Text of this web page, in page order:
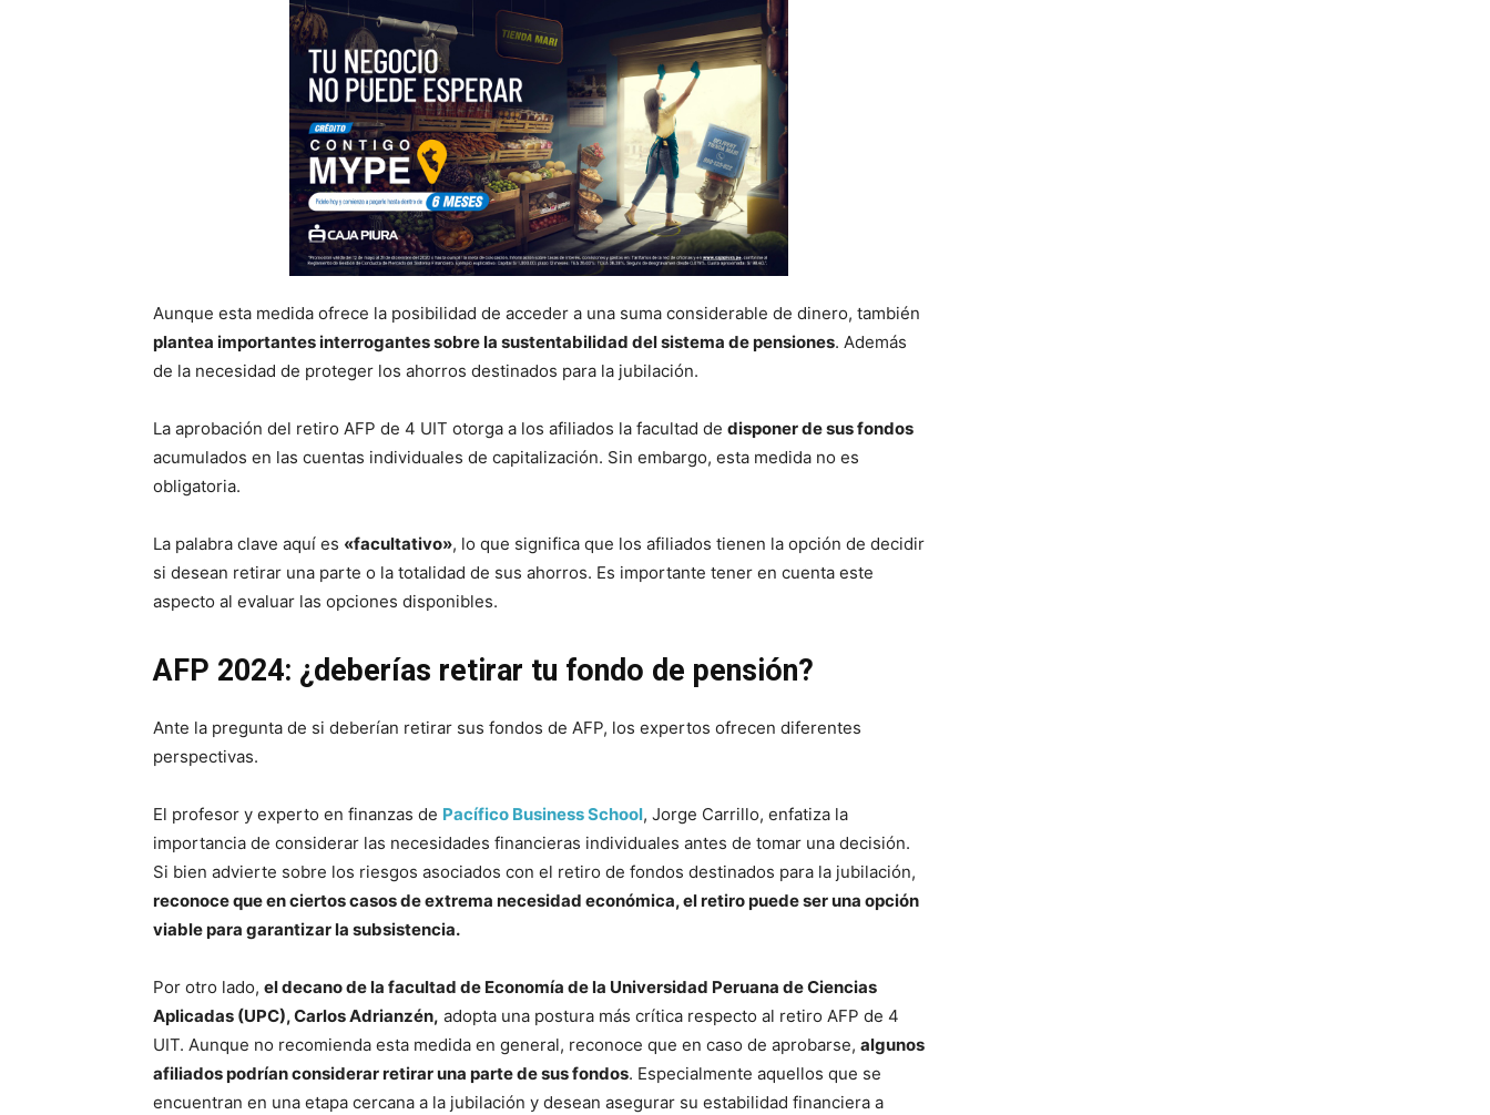
Aunque esta medida ofrece la posibilidad de acceder a una suma considerable de dinero, también
plantea importantes interrogantes sobre la sustentabilidad del sistema de pensiones. Además
de la necesidad de proteger los ahorros destinados para la jubilación.
La aprobación del retiro AFP de 4 UIT otorga a los afiliados la facultad de disponer de sus fondos
acumulados en las cuentas individuales de capitalización. Sin embargo, esta medida no es
obligatoria.
La palabra clave aquí es «facultativo», lo que significa que los afiliados tienen la opción de decidir
si desean retirar una parte o la totalidad de sus ahorros. Es importante tener en cuenta este
aspecto al evaluar las opciones disponibles.
AFP 2024: ¿deberías retirar tu fondo de pensión?
Ante la pregunta de si deberían retirar sus fondos de AFP, los expertos ofrecen diferentes
perspectivas.
El profesor y experto en finanzas de Pacífico Business School, Jorge Carrillo, enfatiza la
importancia de considerar las necesidades financieras individuales antes de tomar una decisión.
Si bien advierte sobre los riesgos asociados con el retiro de fondos destinados para la jubilación,
reconoce que en ciertos casos de extrema necesidad económica, el retiro puede ser una opción
viable para garantizar la subsistencia.
Por otro lado, el decano de la facultad de Economía de la Universidad Peruana de Ciencias
Aplicadas (UPC), Carlos Adrianzén, adopta una postura más crítica respecto al retiro AFP de 4
UIT. Aunque no recomienda esta medida en general, reconoce que en caso de aprobarse, algunos
afiliados podrían considerar retirar una parte de sus fondos. Especialmente aquellos que se
encuentran en una etapa cercana a la jubilación y desean asegurar su estabilidad financiera a